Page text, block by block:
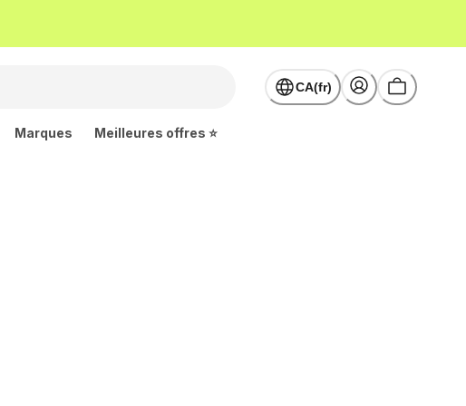
CA(fr)
Marques Meilleures offres ⭐